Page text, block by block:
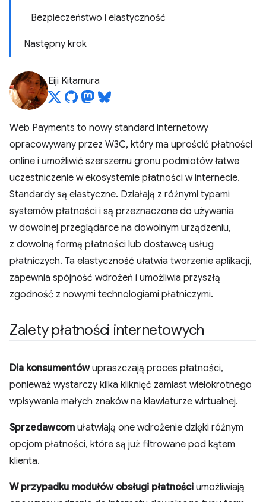
Bezpieczeństwo i elastyczność
Następny krok
Eiji Kitamura
Web Payments to nowy standard internetowy
opracowywany przez W3C, który ma uprościć płatności
online i umożliwić szerszemu gronu podmiotów łatwe
uczestniczenie w ekosystemie płatności w internecie.
Standardy są elastyczne. Działają z różnymi typami
systemów płatności i są przeznaczone do używania
w dowolnej przeglądarce na dowolnym urządzeniu,
z dowolną formą płatności lub dostawcą usług
płatniczych. Ta elastyczność ułatwia tworzenie aplikacji,
zapewnia spójność wdrożeń i umożliwia przyszłą
zgodność z nowymi technologiami płatniczymi.
Zalety płatności internetowych
Dla konsumentówupraszczają proces płatności,
ponieważ wystarczy kilka kliknięć zamiast wielokrotnego
wpisywania małych znaków na klawiaturze wirtualnej.
Sprzedawcom ułatwiają one wdrożenie dzięki różnym
opcjom płatności, które są już filtrowane pod kątem
klienta.
W przypadku modułów obsługi płatności umożliwiają